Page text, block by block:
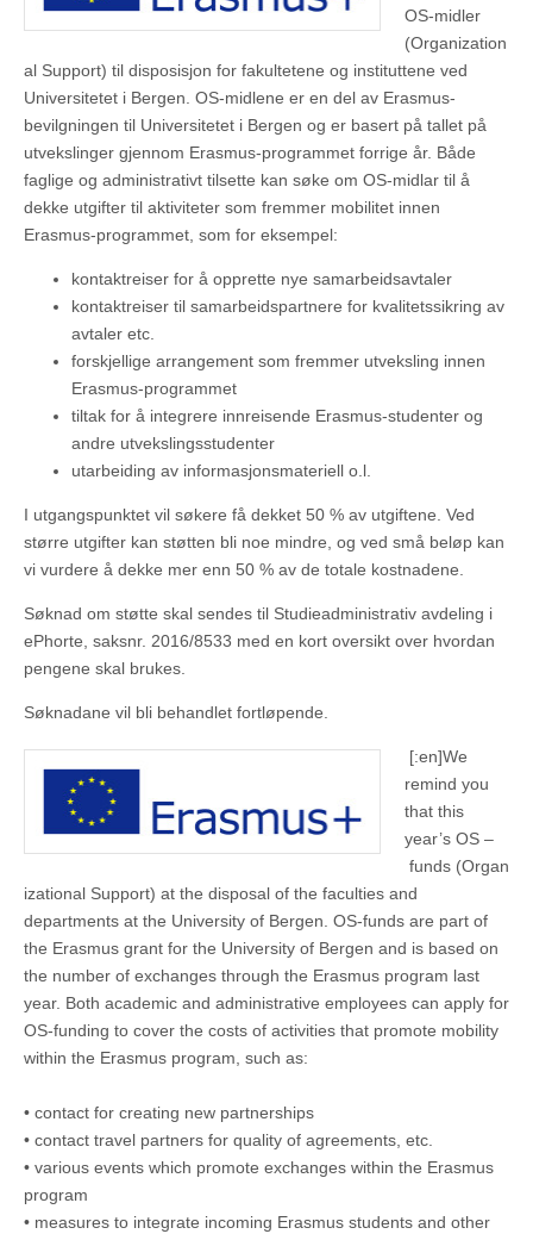
OS-midler
(Organization
al Support) til disposisjon for fakultetene og instituttene ved
Universitetet i Bergen. OS-midlene er en del av Erasmus-
bevilgningen til Universitetet i Bergen og er basert på tallet på
utvekslinger gjennom Erasmus-programmet forrige år. Både
faglige og administrativt tilsette kan søke om OS-midlar til å
dekke utgifter til aktiviteter som fremmer mobilitet innen
Erasmus-programmet, som for eksempel:
kontaktreiser for å opprette nye samarbeidsavtaler
kontaktreiser til samarbeidspartnere for kvalitetssikring av
avtaler etc.
forskjellige arrangement som fremmer utveksling innen
Erasmus-programmet
tiltak for å integrere innreisende Erasmus-studenter og
andre utvekslingsstudenter
utarbeiding av informasjonsmateriell o.l.
I utgangspunktet vil søkere få dekket 50 % av utgiftene. Ved
større utgifter kan støtten bli noe mindre, og ved små beløp kan
vi vurdere å dekke mer enn 50 % av de totale kostnadene.
Søknad om støtte skal sendes til Studieadministrativ avdeling i
ePhorte, saksnr. 2016/8533 med en kort oversikt over hvordan
pengene skal brukes.
Søknadane vil bli behandlet fortløpende.
[:en]We
remind you
that this
year’s OS –
funds (Organ
izational Support) at the disposal of the faculties and
departments at the University of Bergen. OS-funds are part of
the Erasmus grant for the University of Bergen and is based on
the number of exchanges through the Erasmus program last
year. Both academic and administrative employees can apply for
OS-funding to cover the costs of activities that promote mobility
within the Erasmus program, such as:
• contact for creating new partnerships
• contact travel partners for quality of agreements, etc.
• various events which promote exchanges within the Erasmus
program
• measures to integrate incoming Erasmus students and other